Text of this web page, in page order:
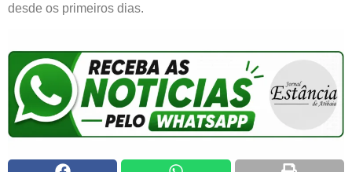
desde os primeiros dias.